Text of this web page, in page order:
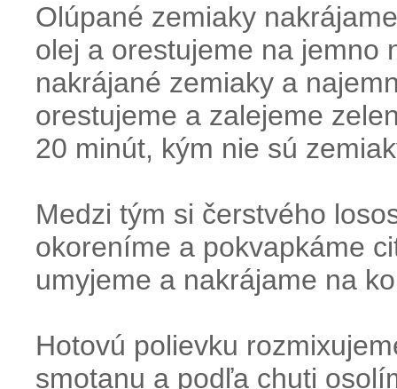
Olúpané zemiaky
olej a orestujeme na jemno
nakrájané zemiaky a
orestujeme a zalejeme
20 minút, kým nie sú
Medzi tým si čerstvého
okoreníme a pokvapkáme
umyjeme a nakrájame na
Hotovú polievku
smotanu a podľa chuti